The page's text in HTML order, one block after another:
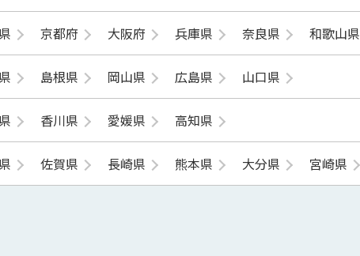
京都府 大阪府 兵庫県 奈良県 和歌山県
島根県 岡山県 広島県 山口県
香川県 愛媛県 高知県
佐賀県 長崎県 熊本県 大分県 宮崎県